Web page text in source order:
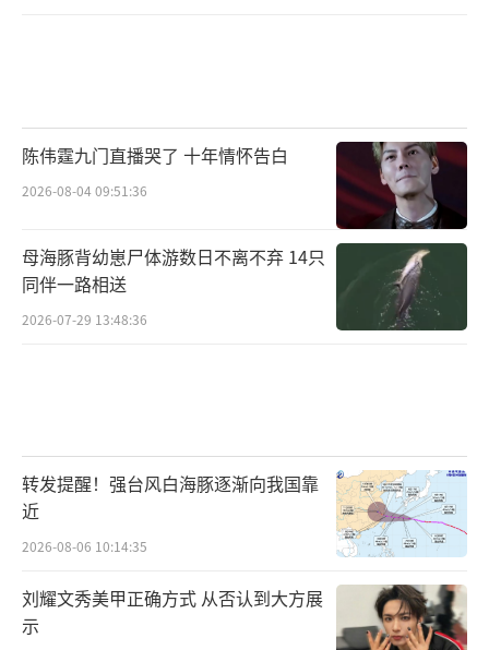
陈伟霆九门直播哭了 十年情怀告白
2026-08-04 09:51:36
母海豚背幼崽尸体游数日不离不弃 14只
同伴一路相送
2026-07-29 13:48:36
转发提醒！强台风白海豚逐渐向我国靠
近
2026-08-06 10:14:35
刘耀文秀美甲正确方式 从否认到大方展
示